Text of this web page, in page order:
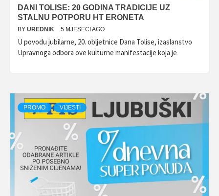
DANI TOLISE: 20 GODINA TRADICIJE UZ
STALNU POTPORU HT ERONETA
BY UREDNIK 5 MJESECI AGO
U povodu jubilarne, 20. obljetnice Dana Tolise, izaslanstvo
Upravnoga odbora ove kulturne manifestacije koja je
PROMO VIJESTI